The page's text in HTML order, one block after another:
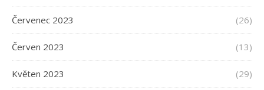
Červenec 2023 (26)
Červen 2023 (13)
Květen 2023 (29)